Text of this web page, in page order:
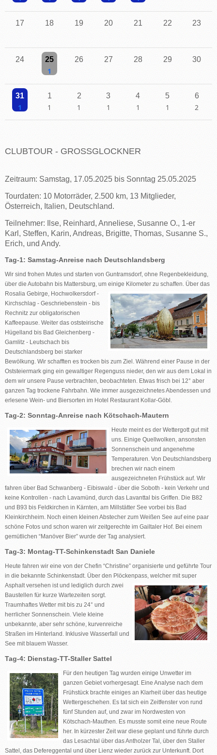
17 18 19 20 21 22 23
24 25 26 27 28 29 30
31 1 2 3 4 5 6
CLUBTOUR - GROSSGLOCKNER
Zeitraum: Samstag, 17.05.2025 bis Sonntag 25.05.2025
Tourdaten: 10 Motorräder, 2.500 km, 13 Mitglieder,
Österreich, Italien, Deutschland.
Teilnehmer: Ilse, Reinhard, Anneliese, Susanne O., 1-er
Karl, Steffen, Karin, Andreas, Brigitte, Thomas, Susanne S.,
Erich, und Andy.
Tag-1: Samstag-Anreise nach Deutschlandsberg
Wir sind frohen Mutes und starten von Guntramsdorf, ohne Regenbekleidung,
über die Autobahn bis Mattersburg, um einige Kilometer zu schaffen. Über das
Rosalia Gebirge, Hochwolkersdorf -
Kirchschlag - Geschriebenstein - bis
Rechnitz zur obligatorischen
Kaffeepause. Weiter das oststeirische
Hügelland bis Bad Gleichenberg -
Gamlitz - Leutschach bis
Deutschlandsberg bei starker
Bewölkung. Wir schafften es trocken bis zum Ziel. Während einer Pause in der
Oststeiermark ging ein gewaltiger Regenguss nieder, den wir aus dem Lokal in
dem wir unsere Pause verbrachten, beobachteten. Etwas frisch bei 12° aber
ganzen Tag trockene Fahrbahn. Wie immer ausgezeichnetes Abendessen und
erlesene Wein- und Biersorten im Hotel Restaurant Kollar-Göbl.
Tag-2: Sonntag-Anreise nach Kötschach-Mautern
Heute meint es der Wettergott gut mit
uns. Einige Quellwolken, ansonsten
Sonnenschein und angenehme
Temperaturen. Von Deutschlandsberg
brechen wir nach einem
ausgezeichneten Frühstück auf. Wir
fahren über Bad Schwanberg - Eibiswald - über die Soboth - kein Verkehr und
keine Kontrollen - nach Lavamünd, durch das Lavanttal bis Griffen. Die B82
und B93 bis Feldkirchen in Kärnten, am Millstätter See vorbei bis Bad
Kleinkirchheim. Noch einen kleinen Abstecher zum Weißen See auf eine paar
schöne Fotos und schon waren wir zeitgerechte im Gailtaler Hof. Bei einem
gemütlichen “Manöver Bier” wurde der Tag analysiert.
Tag-3: Montag-TT-Schinkenstadt San Daniele
Heute fahren wir eine von der Chefin “Christine” organisierte und geführte Tour
in die bekannte Schinkenstadt. Über den Plöckenpass, welcher mit super
Asphaltversehen ist und lediglich durch zwei
Baustellen für kurze Wartezeiten sorgt.
Traumhaftes Wetter mit bis zu 24° und
herrlicher Sonnenschein. Viele kleine
unbekannte, aber sehr schöne, kurvenreiche
Straßen im Hinterland. Inklusive Wasserfall und
See mit blauem Wasser.
Tag-4: Dienstag-TT-Staller Sattel
Für den heutigen Tag wurden einige Unwetter im
ganzen Gebiet vorhergesagt. Eine Analyse nach dem
Frühstück brachte einiges an Klarheit über das heutige
Wettergeschehen. Es tat sich ein Zeitfenster von rund
fünf Stunden auf, und zwar im Nordwesten von
Kötschach-Mauthen. Es musste somit eine neue Route
her. In kürzester Zeit war diese geplant und führte durch
das Lesachtal über das Antholzer Tal, über den Staller
Sattel, das Defereggental und über Lienz wieder zurück zur Unterkunft. Dort